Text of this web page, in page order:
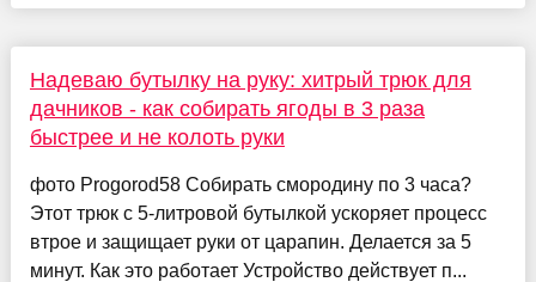
Надеваю бутылку на руку: хитрый трюк для
дачников - как собирать ягоды в 3 раза
быстрее и не колоть руки
фото Progorod58 Собирать смородину по 3 часа?
Этот трюк с 5-литровой бутылкой ускоряет процесс
втрое и защищает руки от царапин. Делается за 5
минут. Как это работает Устройство действует п...